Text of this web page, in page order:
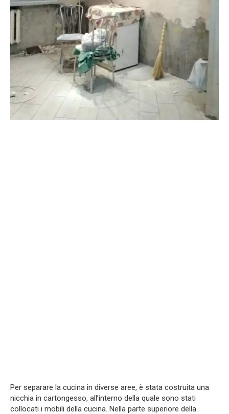
Per separare la cucina in diverse aree, è stata costruita una
nicchia in cartongesso, all’interno della quale sono stati
collocati i mobili della cucina. Nella parte superiore della